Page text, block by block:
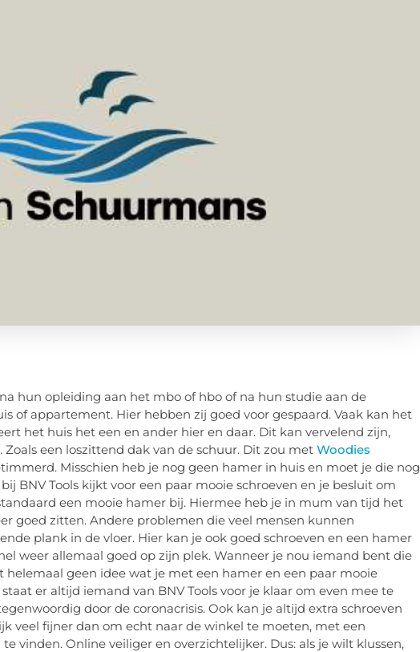
hun opleiding aan het mbo of hbo of na hun studie aan de
of appartement. Hier hebben zij goed voor gespaard. Vaak kan het
het huis het een en ander hier en daar. Dit kan vervelend zijn,
een loszittend dak van de schuur. Dit zou met Woodies
Misschien heb je nog geen hamer in huis en moet je die nog
BNV Tools kijkt voor een paar mooie schroeven en je besluit om
een mooie hamer bij. Hiermee heb je in mum van tijd het
goed zitten. Andere problemen die veel mensen kunnen
plank in de vloer. Hier kan je ook goed schroeven en een hamer
weer allemaal goed op zijn plek. Wanneer je nou iemand bent die
geen idee wat je met een hamer en een paar mooie
er altijd iemand van BNV Tools voor je klaar om even mee te
door de coronacrisis. Ook kan je altijd extra schroeven
veel fijner dan om echt naar de winkel te moeten, met een
vinden. Online veiliger en overzichtelijker. Dus: als je wilt klussen,